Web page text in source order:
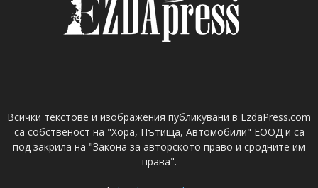
Всички текстове и изображения публикувани в EzdaPress.com
са собственост на "Хора, Пътища, Автомобили" ЕООД и са
под закрила на "Закона за авторското право и сродните им
права".